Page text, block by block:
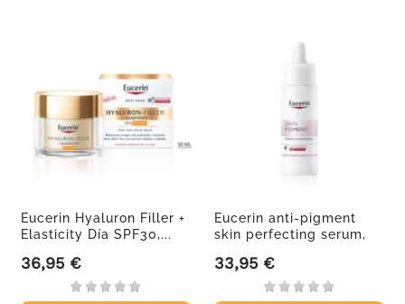
Eucerin Hyaluron Filler +
Elasticity Día SPF30,...
Precio
36,95 €
Eucerin anti-pigment
skin perfecting serum,
Precio
33,95 €